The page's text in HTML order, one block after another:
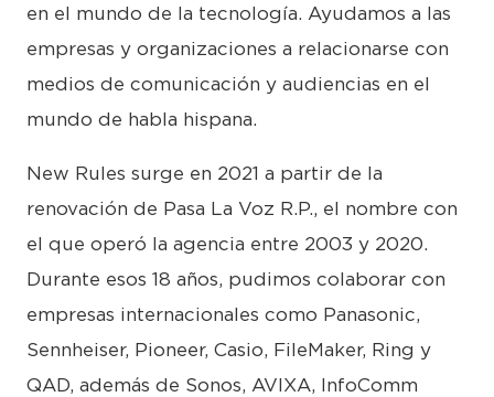
en el mundo de la tecnología. Ayudamos a las
empresas y organizaciones a relacionarse con
medios de comunicación y audiencias en el
mundo de habla hispana.
New Rules surge en 2021 a partir de la
renovación de Pasa La Voz R.P., el nombre con
el que operó la agencia entre 2003 y 2020.
Durante esos 18 años, pudimos colaborar con
empresas internacionales como Panasonic,
Sennheiser, Pioneer, Casio, FileMaker, Ring y
QAD, además de Sonos, AVIXA, InfoComm